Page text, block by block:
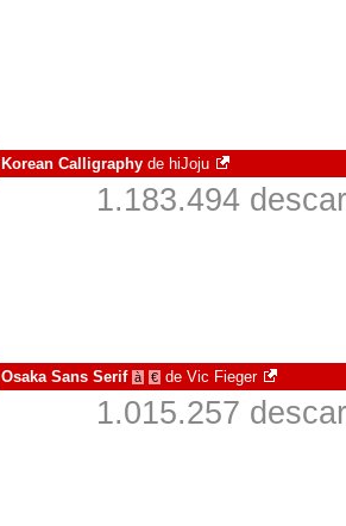
Korean Calligraphy de hiJoju
1.183.494
Osaka Sans Serif à € de Vic Fieger
1.015.257